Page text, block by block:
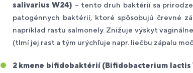
salivarius W24) – tento druh baktérií sa
patogénnych baktérií, ktoré spôsobujú črevné
napríklad rastu salmonely. Znižuje výskyt
(tlmí jej rast a tým urýchľuje napr. liečbu zápalu
2 kmene bifidobaktérií (Bifidobacterium lactis